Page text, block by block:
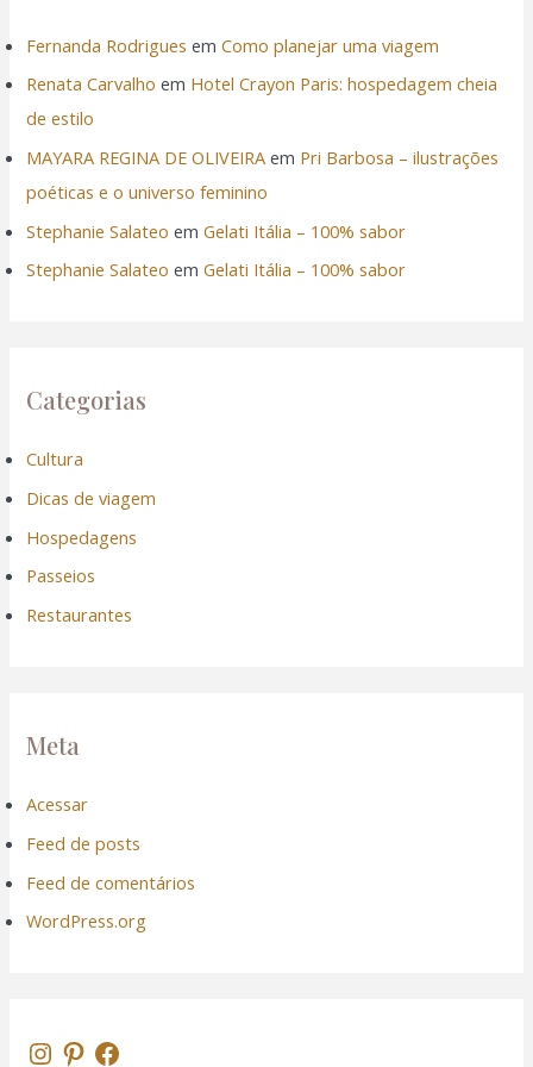
Fernanda Rodrigues emComo planejar uma viagem
Renata Carvalho em Hotel Crayon Paris: hospedagem cheia
de estilo
MAYARA REGINA DE OLIVEIRA em Pri Barbosa – ilustrações
poéticas e o universo feminino
Stephanie Salateo emGelati Itália – 100% sabor
Stephanie Salateo emGelati Itália – 100% sabor
Categorias
Cultura
Dicas de viagem
Hospedagens
Passeios
Restaurantes
Meta
Acessar
Feed de posts
Feed de comentários
WordPress.org